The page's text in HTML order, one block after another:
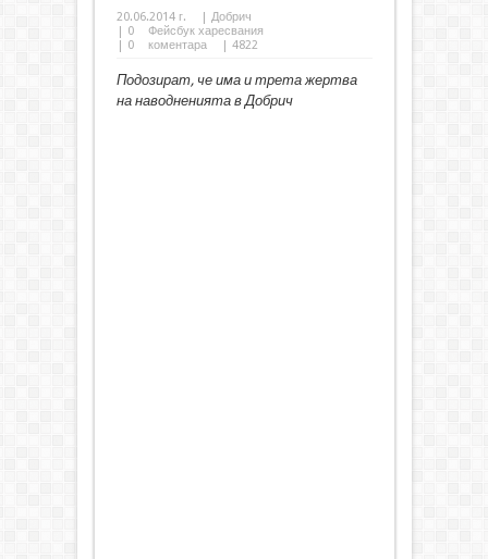
20.06.2014 г. | Добрич
| 0
Фейсбук харесвания
| 0 коментара | 4822
Подозират, че има и трета жертва
на наводненията в Добрич